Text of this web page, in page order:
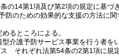
の14第1項及び第2項の規定に基づ
のための効果的な支援の方法に関
めるところによる。
介護予防サービス事業を行う者をい
それぞれ法第54条の2第1項に規